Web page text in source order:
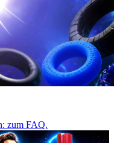
zum FAQ.